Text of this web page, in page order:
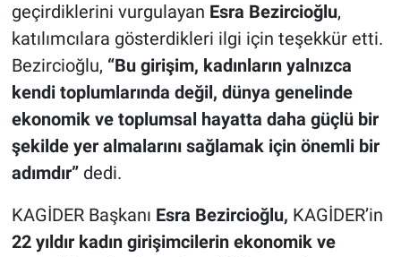
geçirdiklerini vurgulayan Esra Bezircioğlu,
katılımcılara gösterdikleri ilgi için teşekkür etti.
Bezircioğlu, “Bu girişim, kadınların yalnızca
kendi toplumlarında değil, dünya genelinde
ekonomik ve toplumsal hayatta daha güçlü bir
şekilde yer almalarını sağlamak için önemli bir
adımdır” dedi.
KAGİDER Başkanı Esra Bezircioğlu, KAGİDER’in
22 yıldır kadın girişimcilerin ekonomik ve